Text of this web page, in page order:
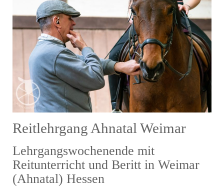
Reitlehrgang Ahnatal Weimar
Lehrgangswochenende mit
Reitunterricht und Beritt in Weimar
(Ahnatal) Hessen